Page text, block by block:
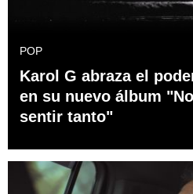
POP
Karol G abraza el
en su nuevo álbum
sentir tanto"